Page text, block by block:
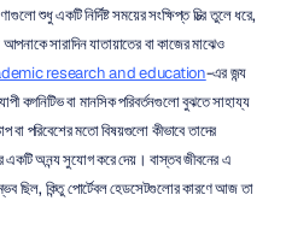
শুধু একটি নির্দিষ্ট সময়ের সংক্ষিপ্ত চিত্র তুলে ধরে,
সারাদিন যাতায়াতের বা কাজের মাঝেও
research and education-এর জন্য
কগনিটিভ বা মানসিক পরিবর্তনগুলো বুঝতে সাহায্য
বা পরিবেশের মতো বিষয়গুলো কীভাবে তাদের
একটি অনন্য সুযোগ করে দেয়। বাস্তব জীবনের এ
ছিল, কিন্তু পোর্টেবল হেডসেটগুলোর কারণে আজ তা